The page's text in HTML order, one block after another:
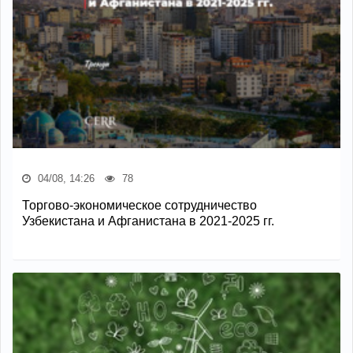
04/08, 14:26 78
Торгово-экономическое сотрудничество
Узбекистана и Афганистана в 2021-2025 гг.